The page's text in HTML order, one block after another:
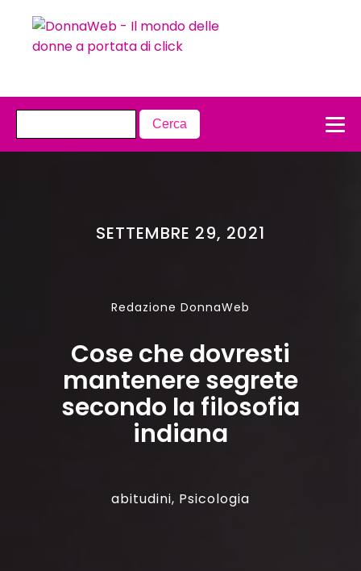
SETTEMBRE 29, 2021
Redazione DonnaWeb
Cose che dovresti
mantenere segrete
secondo la filosofia
indiana
abitudini, Psicologia